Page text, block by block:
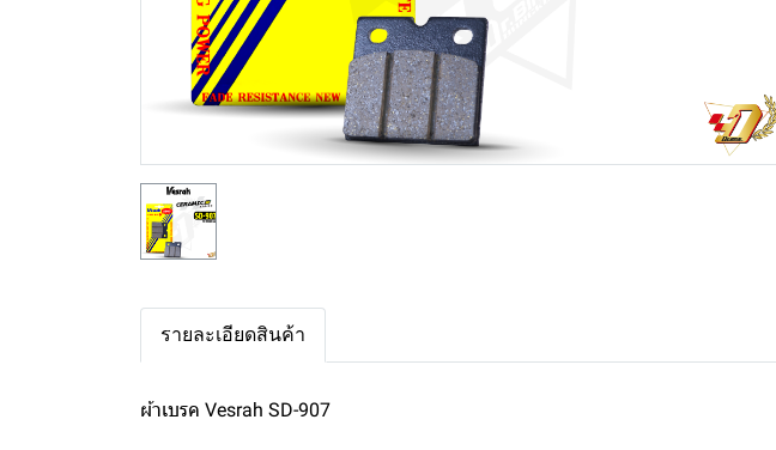
รายละเอียดสินค้า
ผ้าเบรค Vesrah SD-907